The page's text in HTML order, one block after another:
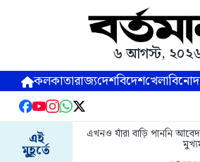
৬ আগস্ট,
কলকাতারাজ্যদেশবিদেশখেলা
এই
মুহূর্তে
এখনও যাঁরা বাড়ি পাননি